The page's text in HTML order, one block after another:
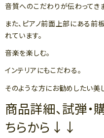
音質へのこだわりが伝わってきま
また、ピアノ前面上部にある
れています。
音楽を楽しむ。
インテリアにもこだわる。
そのような方にお勧めしたい美
商品詳細、試弾・
ちらから↓↓